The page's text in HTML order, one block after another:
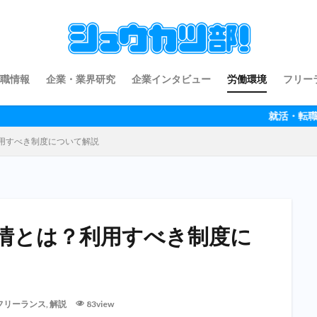
情報 企業・業界研究 企業インタビュー 労働環境 フリー
就活・転職生のための情報サ
すべき制度について解説
とは？利用すべき制度に
リーランス, 解説 83view